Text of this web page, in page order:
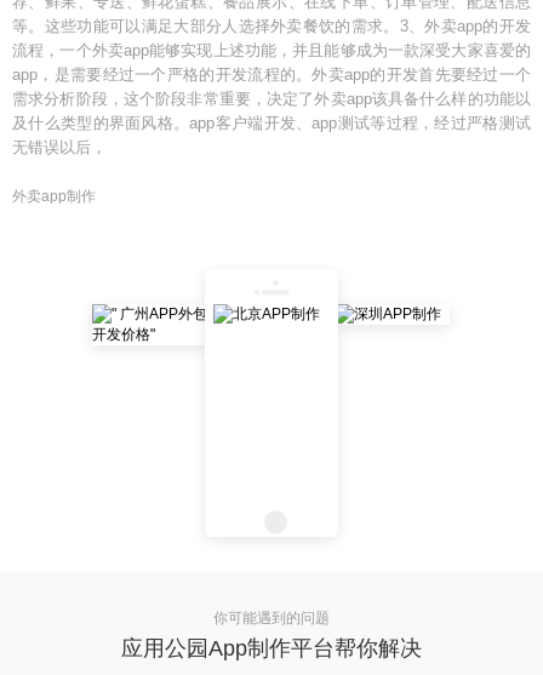
等。这些功能可以满足大部分人选择外卖餐饮的需求。3、外卖app的开发
流程，一个外卖app能够实现上述功能，并且能够成为一款深受大家喜爱的
app，是需要经过一个严格的开发流程的。外卖app的开发首先要经过一个
需求分析阶段，这个阶段非常重要，决定了外卖app该具备什么样的功能以
及什么类型的界面风格。app客户端开发、app测试等过程，经过严格测试
无错误以后，
外卖app制作
你可能遇到的问题
应用公园App制作平台帮你解决